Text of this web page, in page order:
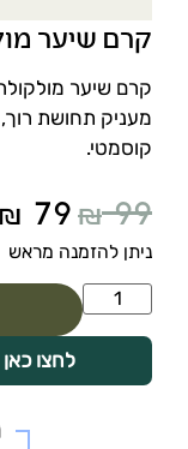
קרם שיער
קרם שיער
מעניק תחושת
קוסמטי.
₪99
₪ 79
ניתן להזמנה מראש
לחצו